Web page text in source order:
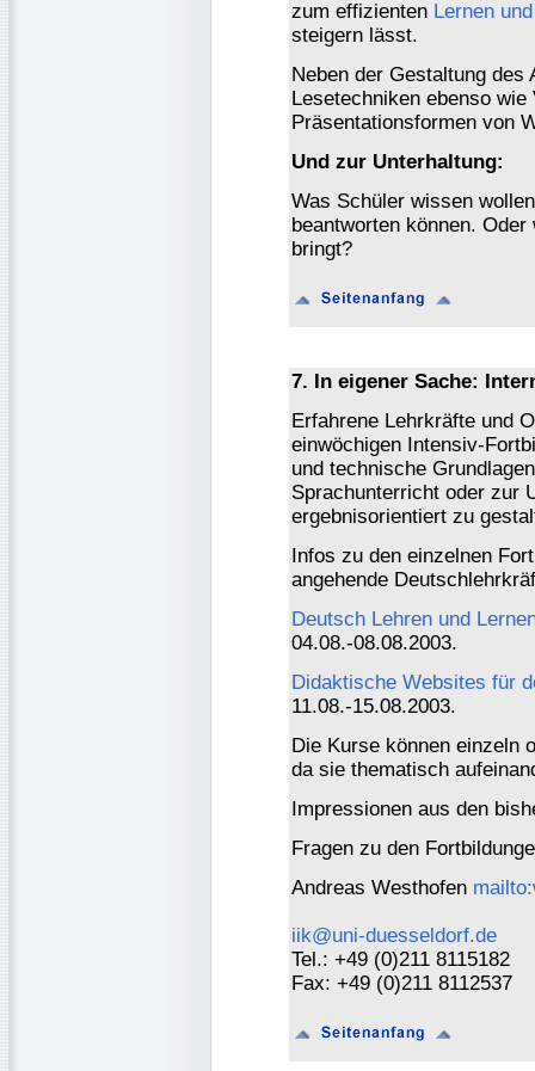
zum effizienten Lernen
steigern lässt.
Neben der Gestaltung
Lesetechniken ebenso
Präsentationsformen von
Und zur Unterhaltung:
Was Schüler wissen
beantworten können.
bringt?
7. In eigener Sache:
Erfahrene Lehrkräfte und
einwöchigen Intensiv-
und technische
Sprachunterricht oder zur
ergebnisorientiert zu
Infos zu den einzelnen
angehende
Deutsch Lehren und
04.08.-08.08.2003.
Didaktische Websites für
11.08.-15.08.2003.
Die Kurse können einzeln
da sie thematisch
Impressionen aus den
Fragen zu den
Andreas Westhofen
iik@uni-duesseldorf.de
Tel.: +49 (0)211 8115182
Fax: +49 (0)211 8112537